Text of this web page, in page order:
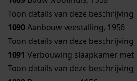
Toon details van deze beschrijving
1090Aanbouw veestalling, 1956
Toon details van deze beschrijving
1091 Verbouwing slaapkamer met
Toon details van deze beschrijving